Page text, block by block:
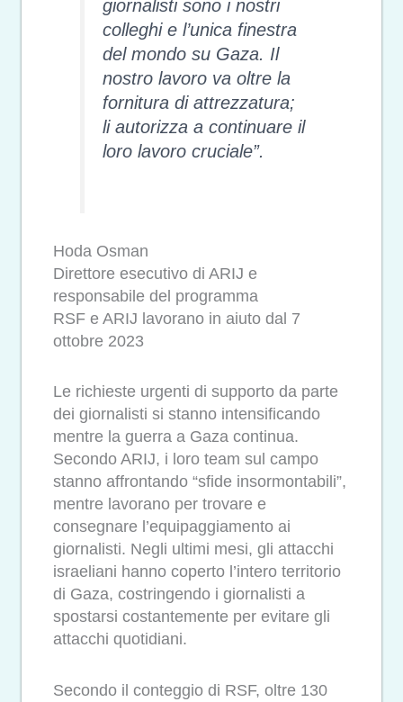
giornalisti sono i nostri
colleghi e l’unica finestra
del mondo su Gaza. Il
nostro lavoro va oltre la
fornitura di attrezzatura;
li autorizza a continuare il
loro lavoro cruciale”.
Hoda Osman
Direttore esecutivo di ARIJ e
responsabile del programma
RSF e ARIJ lavorano in aiuto dal 7
ottobre 2023
Le richieste urgenti di supporto da parte
dei giornalisti si stanno intensificando
mentre la guerra a Gaza continua.
Secondo ARIJ, i loro team sul campo
stanno affrontando “sfide insormontabili”,
mentre lavorano per trovare e
consegnare l’equipaggiamento ai
giornalisti. Negli ultimi mesi, gli attacchi
israeliani hanno coperto l’intero territorio
di Gaza, costringendo i giornalisti a
spostarsi costantemente per evitare gli
attacchi quotidiani.
Secondo il conteggio di RSF, oltre 130